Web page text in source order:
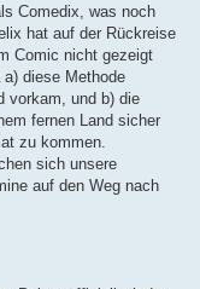
Comedix, was noch
hat auf der Rückreise
Comic nicht gezeigt
diese Methode
vorkam, und b) die
fernen Land sicher
zu kommen.
sich unsere
auf den Weg nach